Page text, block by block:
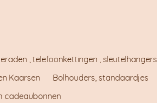
, telefoonkettingen , sleutelhangers
Kaarsen
Bolhouders, standaardjes
cadeaubonnen